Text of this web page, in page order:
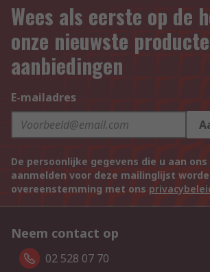
Wees als eerste op de
onze nieuwste
aanbiedingen
E-mailadres
De persoonlijke gegevens die u aan
aanmelden voor deze mailinglijst
overeenstemming met ons
Neem contact op
02 528 07 70